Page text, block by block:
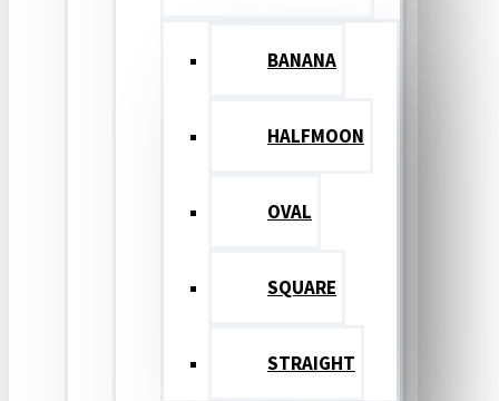
BANANA
HALFMOON
OVAL
SQUARE
STRAIGHT